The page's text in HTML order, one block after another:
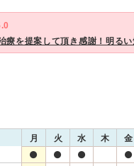
療を提案して頂き感謝！明る
月 火 水 木 金